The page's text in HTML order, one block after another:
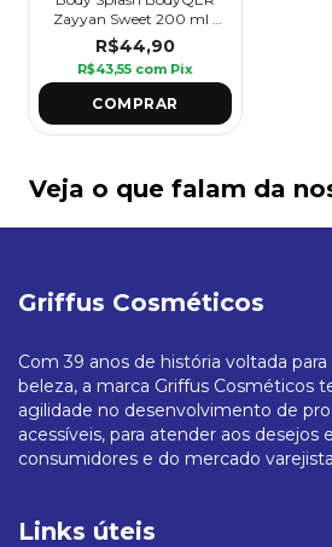
Zayyan Sweet 200 ml -
Griffus
R$44,90
R$43,55 com Pix
Veja o que falam da
Griffus Cosméticos
Com 39 anos de história voltada
beleza, a marca Griffus Cosméticos
agilidade no desenvolvimento de
acessíveis, para atender aos desejos
consumidores e do mercado
Links úteis